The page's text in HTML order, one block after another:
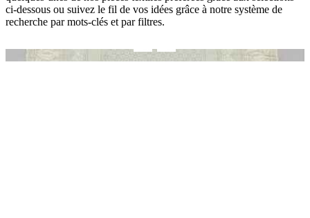
ci-dessous ou suivez le fil de vos idées grâce à notre système de
recherche par mots-clés et par filtres.